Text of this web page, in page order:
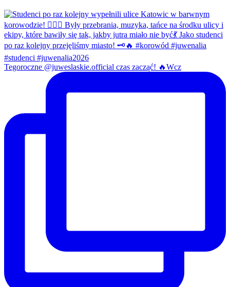
Tegoroczne @juweslaskie.official czas zacząć! 🔥Wcz